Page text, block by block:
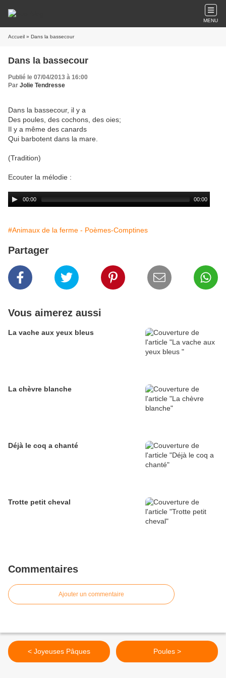
MENU
Accueil » Dans la bassecour
Dans la bassecour
Publié le 07/04/2013 à 16:00
Par Jolie Tendresse
Dans la bassecour, il y a
Des poules, des cochons, des oies;
Il y a même des canards
Qui barbotent dans la mare.
(Tradition)
Ecouter la mélodie :
#Animaux de la ferme - Poèmes-Comptines
Partager
Vous aimerez aussi
La vache aux yeux bleus
La chèvre blanche
Déjà le coq a chanté
Trotte petit cheval
Commentaires
Ajouter un commentaire
< Joyeuses Pâques Poules >